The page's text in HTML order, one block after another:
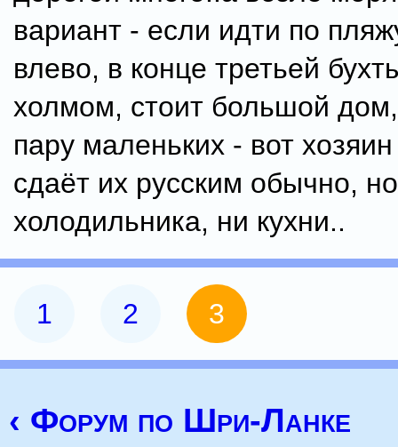
вариант - если идти по
влево, в конце третьей
холмом, стоит большой
пару маленьких - вот
сдаёт их русским обычно,
холодильника, ни кухни..
1 2 3
‹ Форум по Шри-Ланке